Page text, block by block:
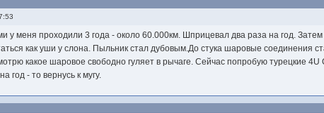
у меня проходили 3 года - около 60.000км. Шприцевал два раза на год.
как уши у слона. Пыльник стал дубовым.До стука шаровые соединения
какое шаровое свободно гуляет в рычаге. Сейчас попробую турецкие
год - то вернусь к мугу.